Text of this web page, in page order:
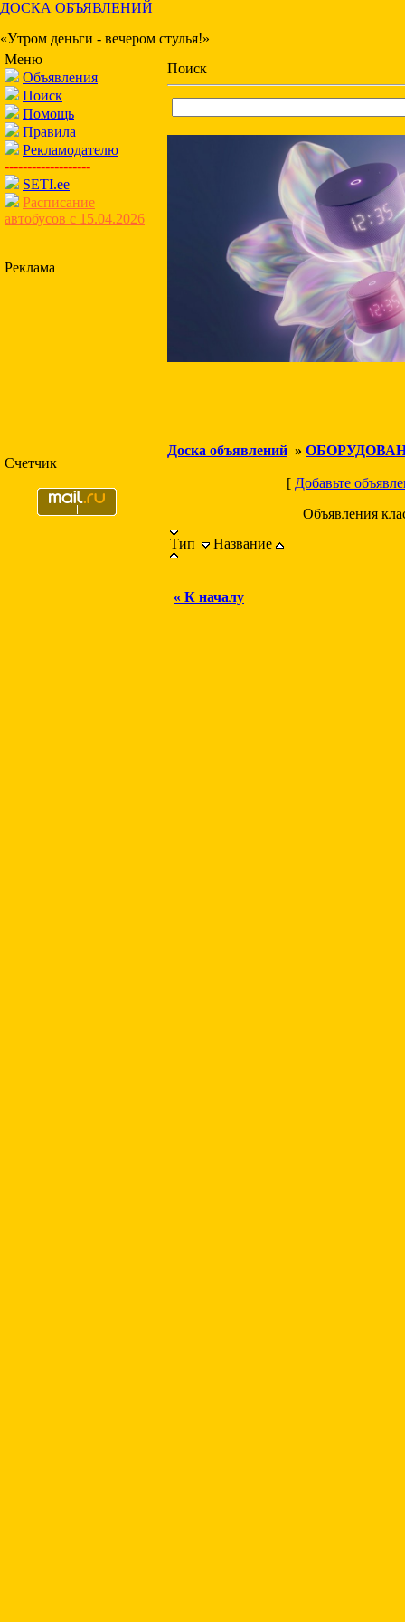
ДОСКА ОБЪЯВЛЕНИЙ
«Утром деньги - вечером стулья!»
Меню
Объявления
Поиск
Помощь
Правила
Рекламодателю
-------------------
SETI.ee
Расписание
автобусов с 15.04.2026
Реклама
Счетчик
Поиск
Доска объявлений »
[ Добавьте
Объявления
Тип
Название
« К началу